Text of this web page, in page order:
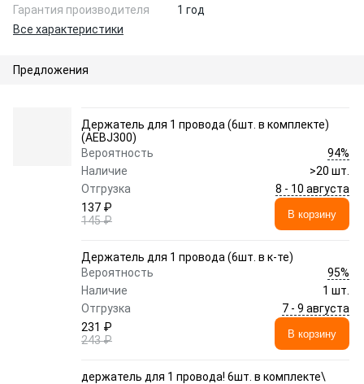
Гарантия производителя
1 год
Все характеристики
Предложения
Держатель для 1 провода (6шт. в комплекте)
(AEBJ300)
Вероятность
94%
Наличие
>20 шт.
Отгрузка
8 - 10 августа
137 ₽
145 ₽
В корзину
Держатель для 1 провода (6шт. в к-те)
Вероятность
95%
Наличие
1 шт.
Отгрузка
7 - 9 августа
231 ₽
243 ₽
В корзину
держатель для 1 провода! 6шт. в комплекте\